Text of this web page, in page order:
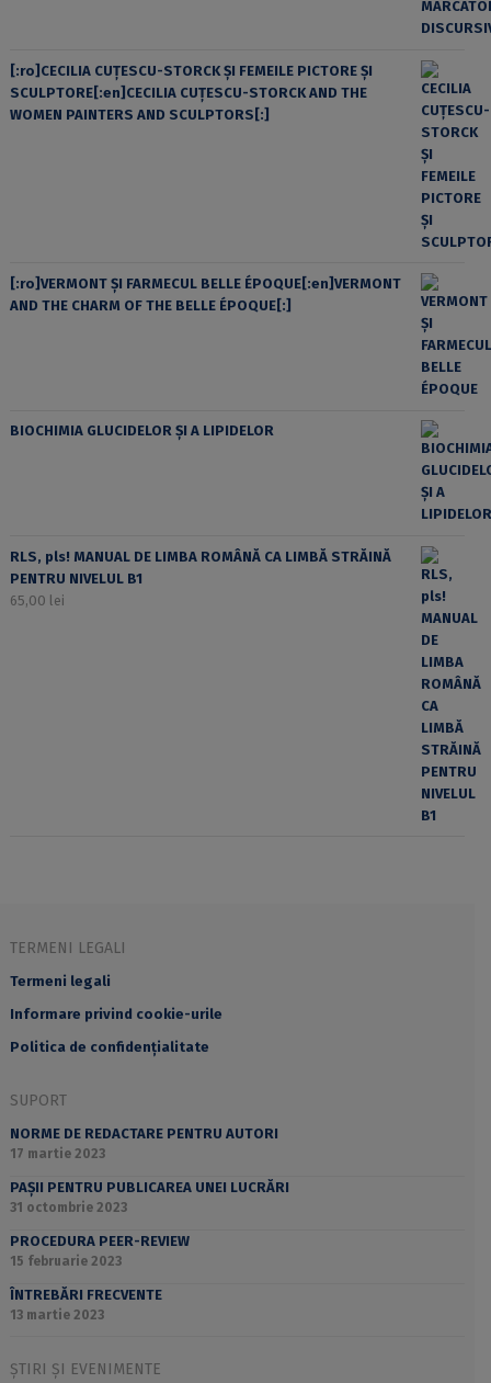
[:ro]CECILIA CUŢESCU-STORCK ŞI FEMEILE PICTORE ŞI
SCULPTORE[:en]CECILIA CUŢESCU-STORCK AND THE
WOMEN PAINTERS AND SCULPTORS[:]
[:ro]VERMONT ȘI FARMECUL BELLE ÉPOQUE[:en]VERMONT
AND THE CHARM OF THE BELLE ÉPOQUE[:]
BIOCHIMIA GLUCIDELOR ȘI A LIPIDELOR
RLS, pls! MANUAL DE LIMBA ROMÂNĂ CA LIMBĂ STRĂINĂ
PENTRU NIVELUL B1
65,00 lei
TERMENI LEGALI
Termeni legali
Informare privind cookie-urile
Politica de confidențialitate
SUPORT
NORME DE REDACTARE PENTRU AUTORI
17 martie 2023
PAȘII PENTRU PUBLICAREA UNEI LUCRĂRI
31 octombrie 2023
PROCEDURA PEER-REVIEW
15 februarie 2023
ÎNTREBĂRI FRECVENTE
13 martie 2023
ȘTIRI ȘI EVENIMENTE